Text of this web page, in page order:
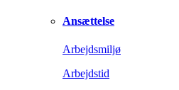
Ansættelse
Arbejdsmiljø
Arbejdstid